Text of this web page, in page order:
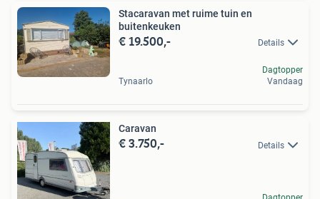
Stacaravan met ruime tuin en
buitenkeuken
€ 19.500,- Details
Tynaarlo
Dagtopper
Vandaag
Caravan
€ 3.750,- Details